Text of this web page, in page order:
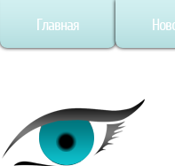
Главная